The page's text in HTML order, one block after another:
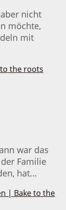
nicht
möchte,
mit
war das
Familie
hat...